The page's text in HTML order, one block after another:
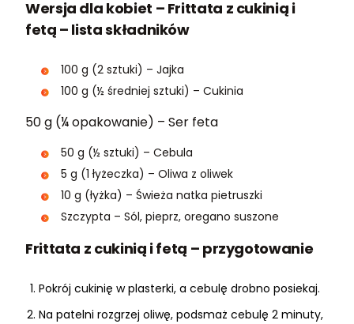
Wersja dla kobiet – Frittata z cukinią i
fetą – lista składników
100 g (2 sztuki) – Jajka
100 g (½ średniej sztuki) – Cukinia
50 g (¼ opakowanie) – Ser feta
50 g (½ sztuki) – Cebula
5 g (1 łyżeczka) – Oliwa z oliwek
10 g (łyżka) – Świeża natka pietruszki
Szczypta – Sól, pieprz, oregano suszone
Frittata z cukinią i fetą – przygotowanie
Pokrój cukinię w plasterki, a cebulę drobno posiekaj.
Na patelni rozgrzej oliwę, podsmaż cebulę 2 minuty,